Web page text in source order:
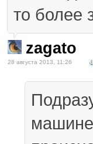
то более
zagato
28 августа 2013, 11:26